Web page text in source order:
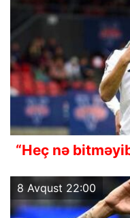
“Heç nə
8 Avqust 22:00